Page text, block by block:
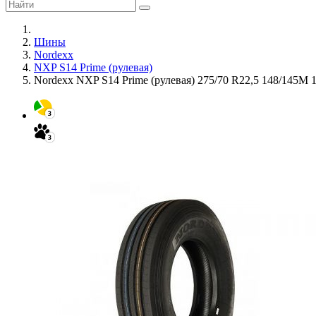
Шины
Nordexx
NXP S14 Prime (рулевая)
Nordexx NXP S14 Prime (рулевая) 275/70 R22,5 148/145M